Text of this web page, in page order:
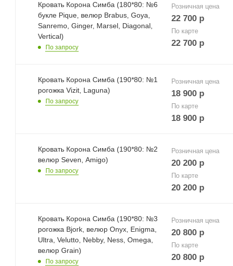
Кровать Корона Симба (180*80: №6
букле Pique, велюр Brabus, Goya,
Sanremo, Ginger, Marsel, Diagonal,
Vertical)
По запросу
Розничная цена
22 700р
По карте
22 700р
Кровать Корона Симба (190*80: №1
рогожка Vizit, Laguna)
По запросу
Розничная цена
18 900р
По карте
18 900р
Кровать Корона Симба (190*80: №2
велюр Seven, Amigo)
По запросу
Розничная цена
20 200р
По карте
20 200р
Кровать Корона Симба (190*80: №3
рогожка Bjork, велюр Onyx, Enigma,
Ultra, Velutto, Nebby, Ness, Omega,
велюр Grain)
По запросу
Розничная цена
20 800р
По карте
20 800р